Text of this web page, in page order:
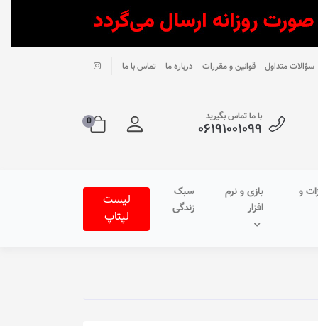
سؤالات متداول قوانین و مقررات درباره ما تماس با ما
با ما تماس بگیرید
۰۶۱۹۱۰۰۱۰۹۹ 0
و
بازی و نرم
افزار
سبک
زندگی
لیست
لپتاپ